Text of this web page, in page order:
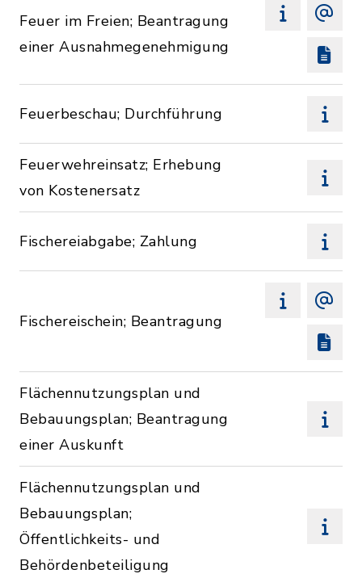
Feuer im Freien; Beantragung
einer Ausnahmegenehmigung
Feuerbeschau; Durchführung
Feuerwehreinsatz; Erhebung
von Kostenersatz
Fischereiabgabe; Zahlung
Fischereischein; Beantragung
Flächennutzungsplan und
Bebauungsplan; Beantragung
einer Auskunft
Flächennutzungsplan und
Bebauungsplan;
Öffentlichkeits- und
Behördenbeteiligung